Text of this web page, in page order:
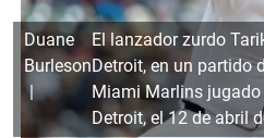
El lanzador zurdo
Detroit, en un partido
Miami Marlins jugado
Detroit, el 12 de abril
Duane
Burleson